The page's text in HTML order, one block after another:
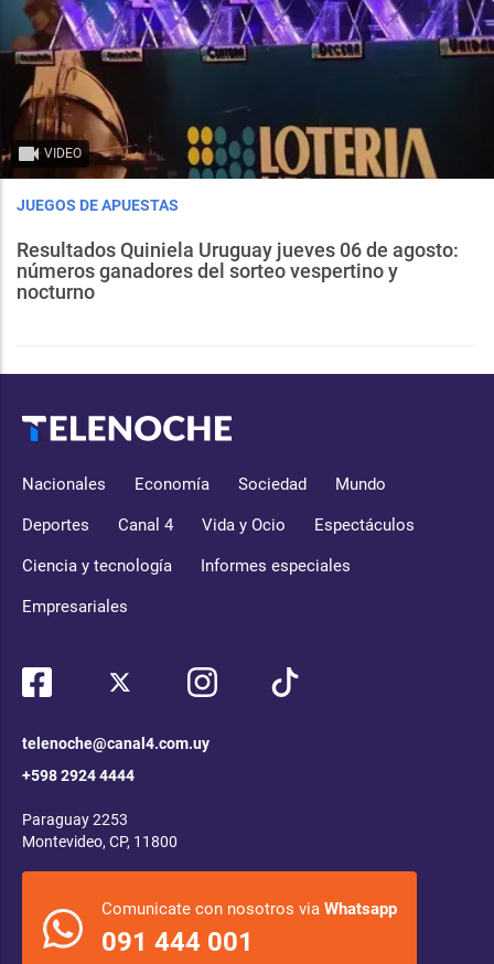
VIDEO
JUEGOS DE APUESTAS
Resultados Quiniela Uruguay jueves 06 de agosto:
números ganadores del sorteo vespertino y
nocturno
Nacionales Economía Sociedad Mundo
Deportes Canal 4 Vida y Ocio Espectáculos
Ciencia y tecnología Informes especiales
Empresariales
telenoche@canal4.com.uy
+598 2924 4444
Paraguay 2253
Montevideo, CP, 11800
Comunicate con nosotros via Whatsapp
091 444 001